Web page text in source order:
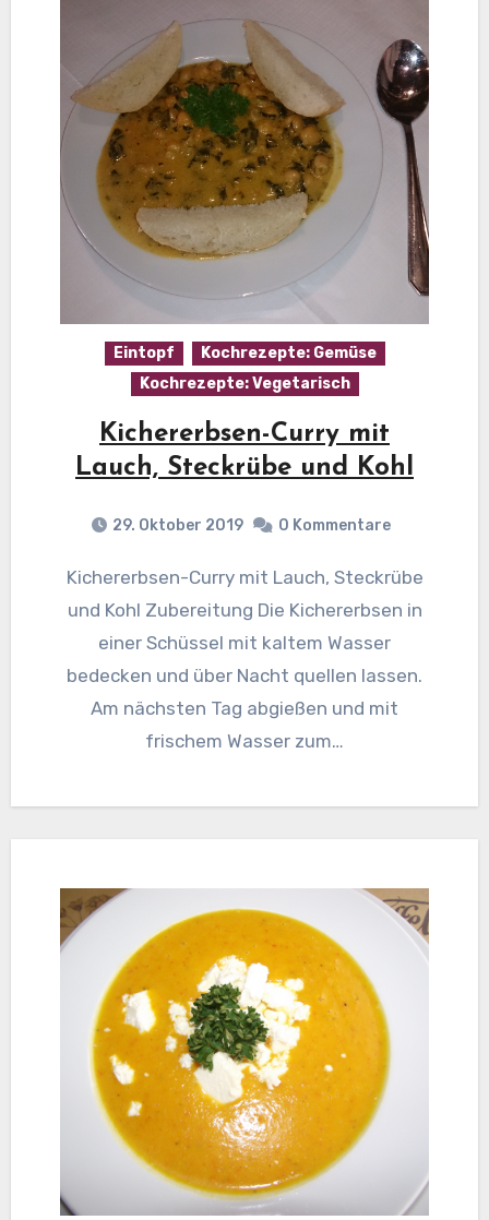
Eintopf
Kochrezepte: Gemüse
Kochrezepte: Vegetarisch
Kichererbsen-Curry mit
Lauch, Steckrübe und Kohl
29. Oktober 2019 0 Kommentare
Kichererbsen-Curry mit Lauch, Steckrübe
und Kohl Zubereitung Die Kichererbsen in
einer Schüssel mit kaltem Wasser
bedecken und über Nacht quellen lassen.
Am nächsten Tag abgießen und mit
frischem Wasser zum…